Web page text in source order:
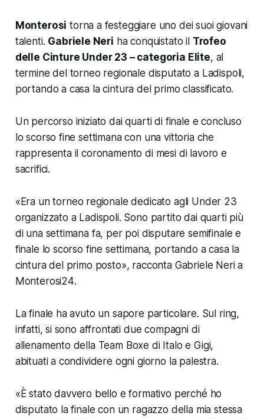
Monterosi torna a festeggiare uno dei suoi giovani
talenti. Gabriele Neri ha conquistato il Trofeo
delle Cinture Under 23 – categoria Elite, al
termine del torneo regionale disputato a Ladispoli,
portando a casa la cintura del primo classificato.
Un percorso iniziato dai quarti di finale e concluso
lo scorso fine settimana con una vittoria che
rappresenta il coronamento di mesi di lavoro e
sacrifici.
« Era un torneo regionale dedicato agli Under 23
organizzato a Ladispoli. Sono partito dai quarti più
di una settimana fa, per poi disputare semifinale e
finale lo scorso fine settimana, portando a casa la
cintura del primo posto», racconta Gabriele Neri a
Monterosi24.
La finale ha avuto un sapore particolare. Sul ring,
infatti, si sono affrontati due compagni di
allenamento della Team Boxe di Italo e Gigi,
abituati a condividere ogni giorno la palestra.
« È stato davvero bello e formativo perché ho
disputato la finale con un ragazzo della mia stessa